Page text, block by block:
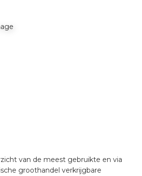
van de meest gebruikte en via
groothandel verkrijgbare